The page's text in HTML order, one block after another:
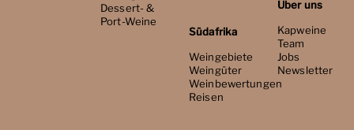
Dessert- &
Port-Weine
Südafrika
Weingebiete
Weingüter
Weinbewertungen
Reisen
Über uns
Kapweine
Team
Jobs
Newsletter